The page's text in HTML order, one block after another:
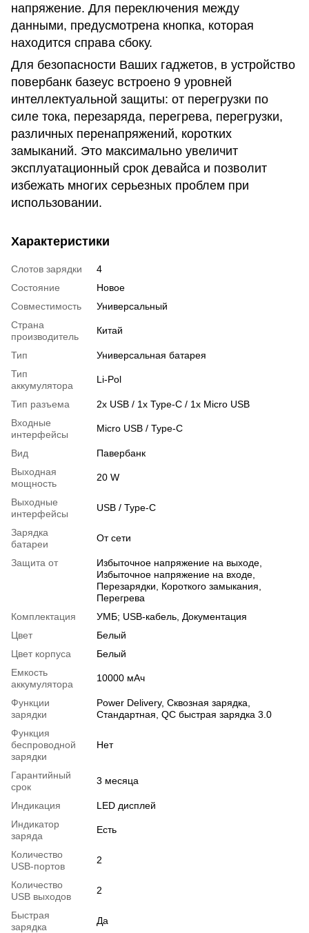
напряжение. Для переключения между
данными, предусмотрена кнопка, которая
находится справа сбоку.
Для безопасности Ваших гаджетов, в устройство
повербанк базеус встроено 9 уровней
интеллектуальной защиты: от перегрузки по
силе тока, перезаряда, перегрева, перегрузки,
различных перенапряжений, коротких
замыканий. Это максимально увеличит
эксплуатационный срок девайса и позволит
избежать многих серьезных проблем при
использовании.
Характеристики
Слотов зарядки
4
Состояние
Новое
Совместимость
Универсальный
Страна
производитель
Китай
Тип
Универсальная батарея
Тип
аккумулятора
Li-Pol
Тип разъема
2x USB / 1x Type-C / 1x Micro USB
Входные
интерфейсы
Micro USB / Type-C
Вид
Павербанк
Выходная
мощность
20 W
Выходные
интерфейсы
USB / Type-C
Зарядка
батареи
От сети
Защита от
Избыточное напряжение на выходе,
Избыточное напряжение на входе,
Перезарядки, Короткого замыкания,
Перегрева
Комплектация
УМБ; USB-кабель, Документация
Цвет
Белый
Цвет корпуса
Белый
Емкость
аккумулятора
10000 мАч
Функции
зарядки
Power Delivery, Сквозная зарядка,
Стандартная, QC быстрая зарядка 3.0
Функция
беспроводной
зарядки
Нет
Гарантийный
срок
3 месяца
Индикация
LED дисплей
Индикатор
заряда
Есть
Количество
USB-портов
2
Количество
USB выходов
2
Быстрая
зарядка
Да